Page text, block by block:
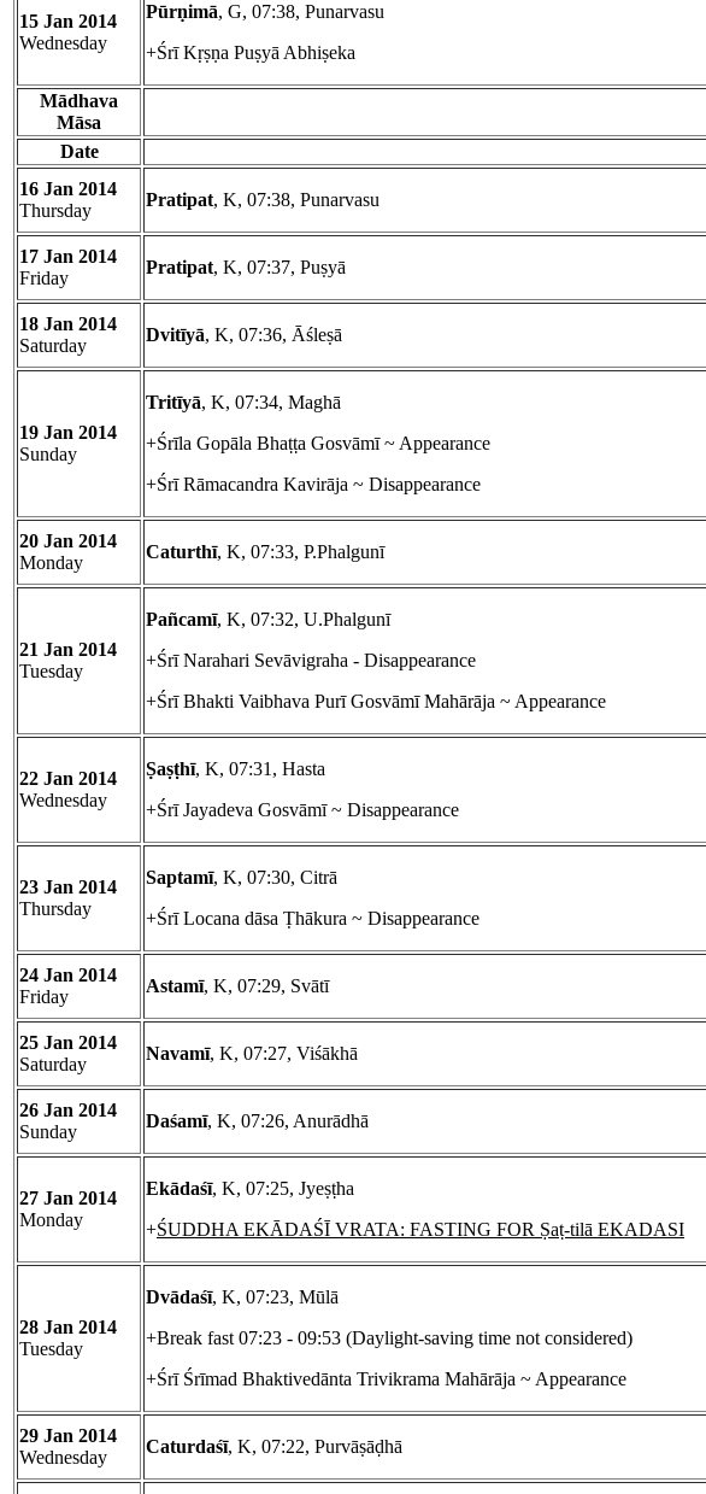
15 Jan 2014
Wednesday
Pūrṇimā, G, 07:38, Punarvasu
+Śrī Kṛṣṇa Puṣyā Abhiṣeka
Mādhava
Māsa
Date
16 Jan 2014
Thursday
Pratipat, K, 07:38, Punarvasu
17 Jan 2014
Friday
Pratipat, K, 07:37, Puṣyā
18 Jan 2014
Saturday
Dvitīyā, K, 07:36, Āśleṣā
19 Jan 2014
Sunday
Tritīyā, K, 07:34, Maghā
+Śrīla Gopāla Bhaṭṭa Gosvāmī ~ Appearance
+Śrī Rāmacandra Kavirāja ~ Disappearance
20 Jan 2014
Monday
Caturthī, K, 07:33, P.Phalgunī
21 Jan 2014
Tuesday
Pañcamī, K, 07:32, U.Phalgunī
+Śrī Narahari Sevāvigraha - Disappearance
+Śrī Bhakti Vaibhava Purī Gosvāmī Mahārāja ~ Appearance
22 Jan 2014
Wednesday
Ṣaṣṭhī, K, 07:31, Hasta
+Śrī Jayadeva Gosvāmī ~ Disappearance
23 Jan 2014
Thursday
Saptamī, K, 07:30, Citrā
+Śrī Locana dāsa Ṭhākura ~ Disappearance
24 Jan 2014
Friday
Astamī, K, 07:29, Svātī
25 Jan 2014
Saturday
Navamī, K, 07:27, Viśākhā
26 Jan 2014
Sunday
Daśamī, K, 07:26, Anurādhā
27 Jan 2014
Monday
Ekādaśī, K, 07:25, Jyeṣṭha
+ŚUDDHA EKĀDAŚĪ VRATA: FASTING FOR Ṣaṭ-tilā EKADASI
28 Jan 2014
Tuesday
Dvādaśī, K, 07:23, Mūlā
+Break fast 07:23 - 09:53 (Daylight-saving time not considered)
+Śrī Śrīmad Bhaktivedānta Trivikrama Mahārāja ~ Appearance
29 Jan 2014
Wednesday
Caturdaśī, K, 07:22, Purvāṣāḍhā